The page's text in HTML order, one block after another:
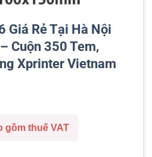
Giá Rẻ Tại Hà Nội
Cuộn 350 Tem,
Xprinter Vietnam
gồm thuế VAT